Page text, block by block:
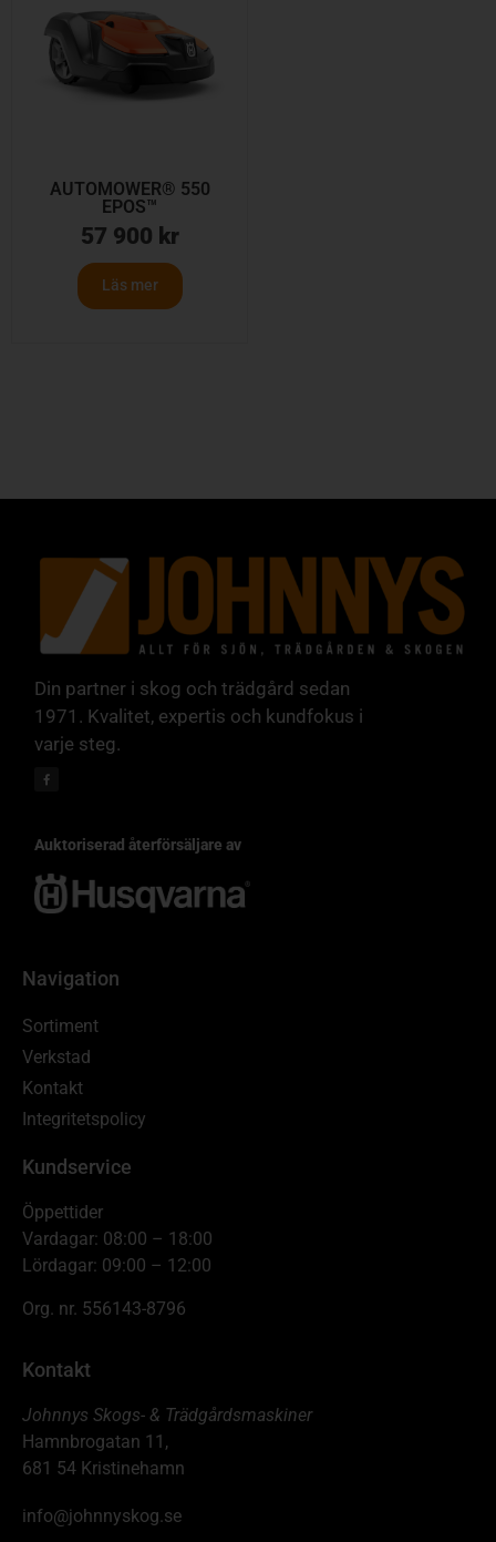
AUTOMOWER® 550
EPOS™
57 900 kr
Läs mer
Din partner i skog och trädgård sedan
1971. Kvalitet, expertis och kundfokus i
varje steg.
Auktoriserad återförsäljare av
Navigation
Sortiment
Verkstad
Kontakt
Integritetspolicy
Kundservice
Öppettider
Vardagar: 08:00 – 18:00
Lördagar: 09:00 – 12:00
Org. nr. 556143-8796
Kontakt
Johnnys Skogs- & Trädgårdsmaskiner
Hamnbrogatan 11,
681 54 Kristinehamn
info@johnnyskog.se